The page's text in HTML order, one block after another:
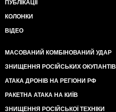
ПУБЛІКАЦІЇ
КОЛОНКИ
ВІДЕО
МАСОВАНИЙ КОМБІНОВАНИЙ УДАР
ЗНИЩЕННЯ РОСІЙСЬКИХ ОКУПАНТІВ
АТАКА ДРОНІВ НА РЕГІОНИ РФ
РАКЕТНА АТАКА НА КИЇВ
ЗНИЩЕННЯ РОСІЙСЬКОЇ ТЕХНІКИ